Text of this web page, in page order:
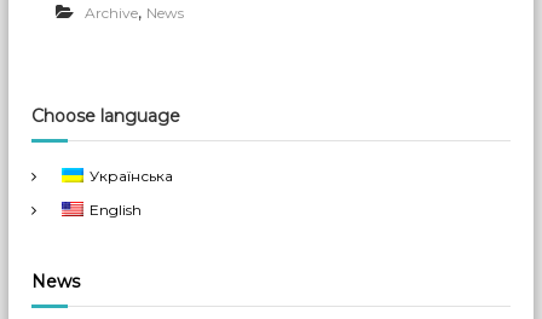
Archive, News
Choose language
Українська
English
News